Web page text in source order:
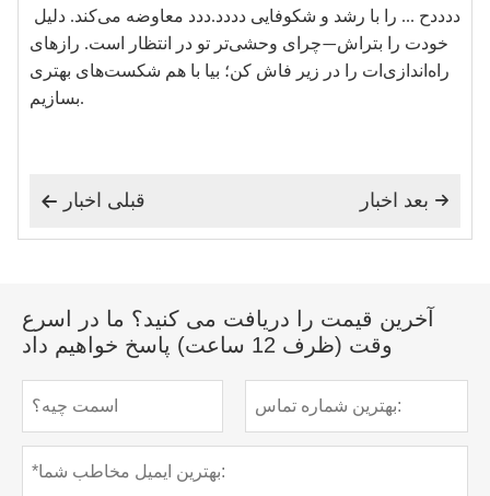
خودت را بتراش—چرای وحشی‌تر تو در انتظار است. رازهای
راه‌اندازی‌ات را در زیر فاش کن؛ بیا با هم شکست‌های بهتری
بسازیم.
 قبلی اخبار  بعد اخبار
آخرین قیمت را دریافت می کنید؟ ما در اسرع
وقت (ظرف 12 ساعت) پاسخ خواهیم داد